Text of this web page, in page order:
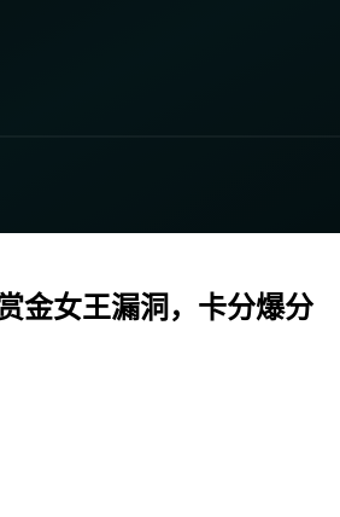
金女王漏洞，卡分爆分